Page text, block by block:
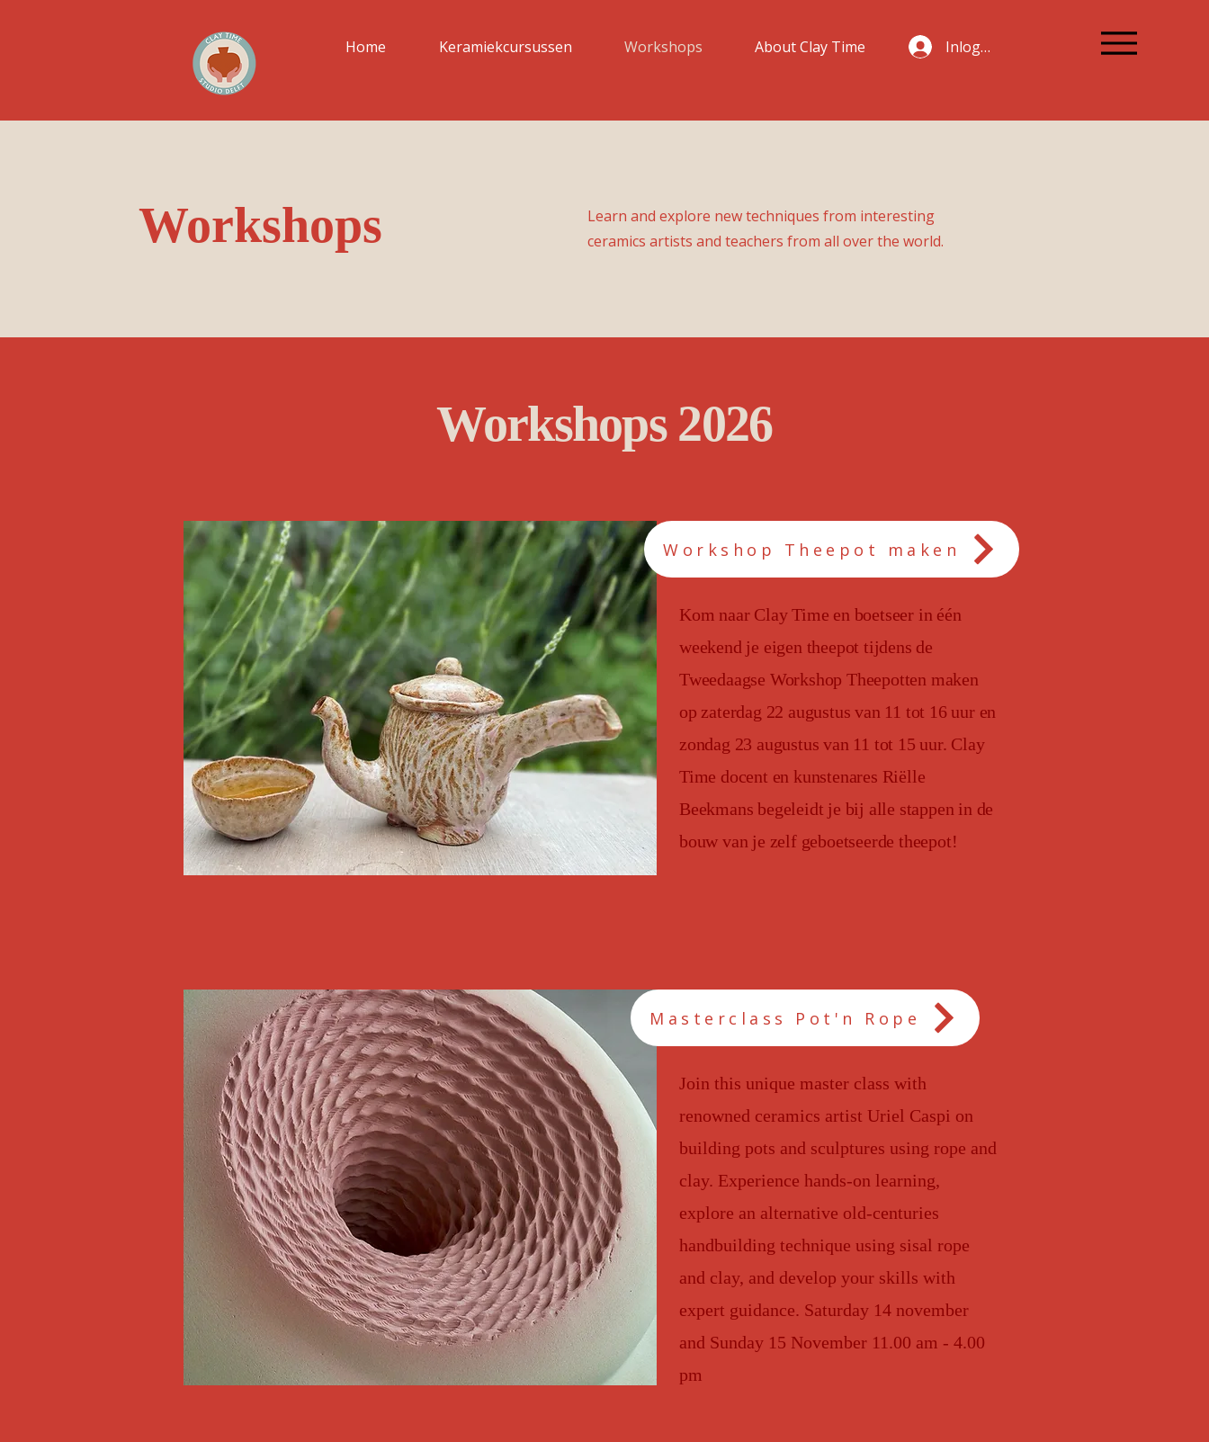
Home Keramiekcursussen Workshops About Clay Time Inloggen
Workshops
Learn and explore new techniques from interesting
ceramics artists and teachers from all over the world.
Workshops 2026
Workshop Theepot maken
Kom naar Clay Time en boetseer in één
weekend je eigen theepot tijdens de
Tweedaagse Workshop Theepotten maken
op zaterdag 22 augustus van 11 tot 16 uur en
zondag 23 augustus van 11 tot 15 uur. Clay
Time docent en kunstenares Riëlle
Beekmans begeleidt je bij alle stappen in de
bouw van je zelf geboetseerde theepot!
Masterclass Pot'n Rope
Join this unique master class with
renowned ceramics artist Uriel Caspi on
building pots and sculptures using rope and
clay. Experience hands-on learning,
explore an alternative old-centuries
handbuilding technique using sisal rope
and clay, and develop your skills with
expert guidance. Saturday 14 november
and Sunday 15 November 11.00 am - 4.00
pm